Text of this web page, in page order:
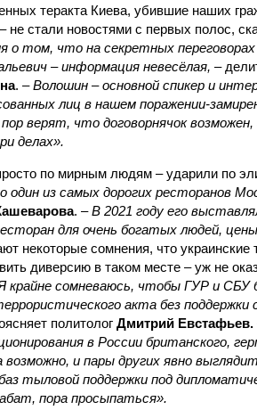
теракта Киева, убившие наших
не стали новостями с первых полос,
о том, что на секретных
– информация невесёлая, –
. –Волошин – основной спикер и
лиц в нашем поражении-
верят, что договорнячок
делах».
по мирным людям – ударили по
один из самых дорогих ресторанов
. –В 2021 году его
для очень богатых людей,
некоторые сомнения, что украинские
диверсию в таком месте – уж не
крайне сомневаюсь, чтобы ГУР и СБУ
акта без
политолог Дмитрий Евстафьев.
в России британского,
возможно, и пары других явно
тыловой поддержки под
пора просыпаться».